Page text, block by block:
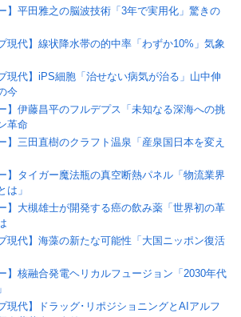
】平田雅之の脳波技術「3年で実用化」驚きの
現代】線状降水帯の的中率「わずか10%」気象
現代】iPS細胞「治せない病気が治る」山中伸
今
】伊藤昌平のフルデプス「未知なる深海への挑
革命
】三田直樹のクラフト温泉「産泉国日本を変え
】タイガー魔法瓶の真空断熱パネル「物流業界
は」
】大槻雄士が開発する癌の飲み薬「世界初の革
現代】海藻の新たな可能性「大国ニッポン復活
】核融合発電ヘリカルフュージョン「2030年代
現代】ドラッグ･リポジショニングとAIアルフ